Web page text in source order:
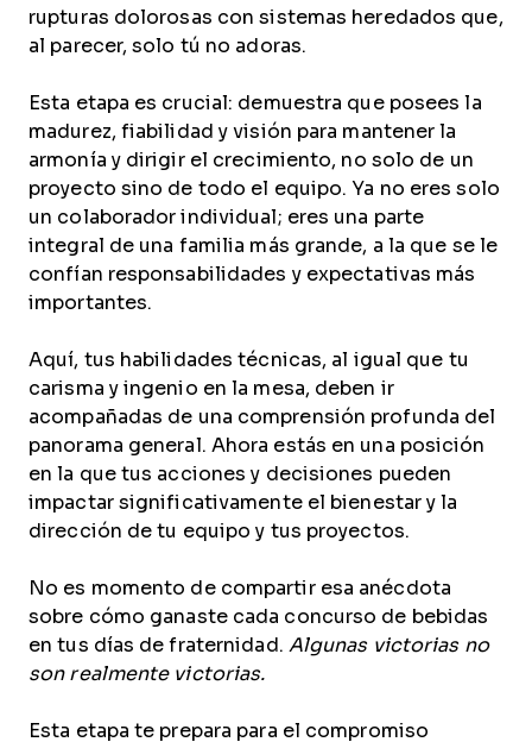
rupturas dolorosas con sistemas heredados que,
al parecer, solo tú no adoras.
Esta etapa es crucial: demuestra que posees la
madurez, fiabilidad y visión para mantener la
armonía y dirigir el crecimiento, no solo de un
proyecto sino de todo el equipo. Ya no eres solo
un colaborador individual; eres una parte
integral de una familia más grande, a la que se le
confían responsabilidades y expectativas más
importantes.
Aquí, tus habilidades técnicas, al igual que tu
carisma y ingenio en la mesa, deben ir
acompañadas de una comprensión profunda del
panorama general. Ahora estás en una posición
en la que tus acciones y decisiones pueden
impactar significativamente el bienestar y la
dirección de tu equipo y tus proyectos.
No es momento de compartir esa anécdota
sobre cómo ganaste cada concurso de bebidas
en tus días de fraternidad. Algunas victorias no
son realmente victorias.
Esta etapa te prepara para el compromiso